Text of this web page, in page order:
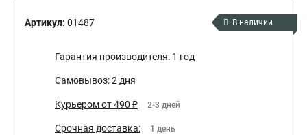
Артикул: 01487 В наличии
Гарантия производителя: 1 год
Самовывоз: 2 дня
Курьером от 490 ₽ 2-3 дней
Срочная доставка: 1 день